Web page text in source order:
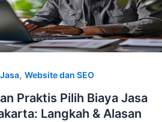
, Website dan SEO
Praktis Pilih Biaya Jasa
Langkah & Alasan